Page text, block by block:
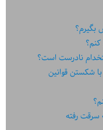
بگیرم؟
نادرست است؟
شکستن قوانین
سرقت رفته